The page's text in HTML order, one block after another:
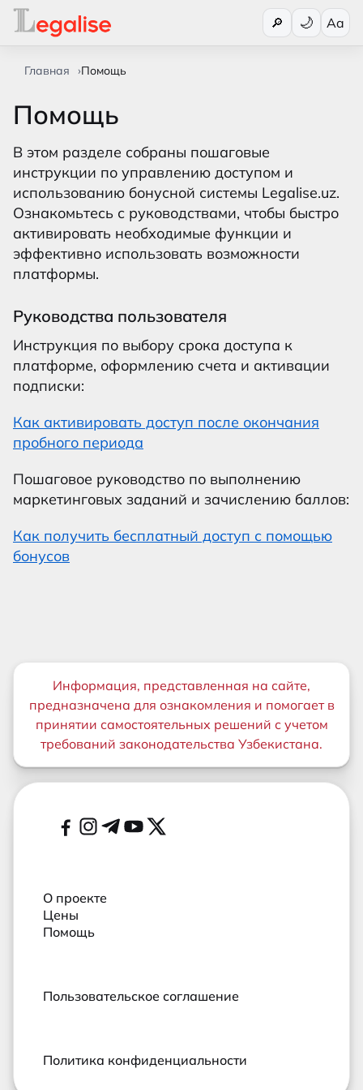
🔎 Aa
Главная Помощь
Помощь
В этом разделе собраны пошаговые
инструкции по управлению доступом и
использованию бонусной системы Legalise.uz.
Ознакомьтесь с руководствами, чтобы быстро
активировать необходимые функции и
эффективно использовать возможности
платформы.
Руководства пользователя
Инструкция по выбору срока доступа к
платформе, оформлению счета и активации
подписки:
Как активировать доступ после окончания
пробного периода
Пошаговое руководство по выполнению
маркетинговых заданий и зачислению баллов:
Как получить бесплатный доступ с помощью
бонусов
Важная информация
Информация, представленная на сайте,
предназначена для ознакомления и помогает в
принятии самостоятельных решений с учетом
требований законодательства Узбекистана.
Дополнительные ссылки
Социальные сети
О проекте
Цены
Помощь
Пользовательское соглашение
Политика конфиденциальности